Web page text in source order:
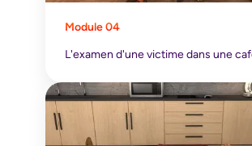
Module 04
L'examen d'une victime dans une